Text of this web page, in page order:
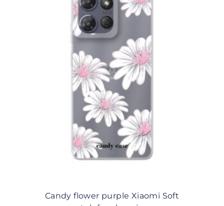
Candy flower purple Xiaomi Soft